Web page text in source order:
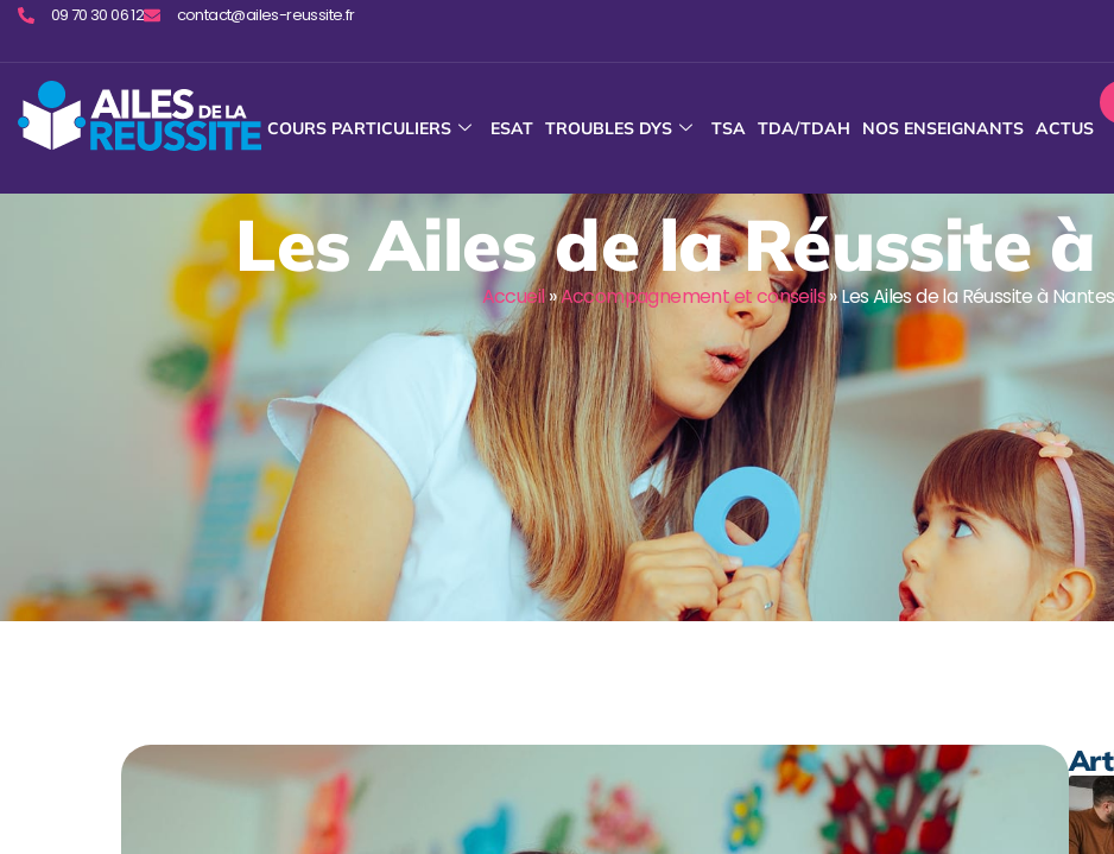
09 70 30 06 12 contact@ailes-reussite.fr
COURS PARTICULIERS ESAT TROUBLES DYS TSA TDA/TDAH NOS ENSEIGNANTS ACTUS
Les Ailes de la Réussite
Accueil»Accompagnement et conseils»Les Ailes de la Réussite à Nantes